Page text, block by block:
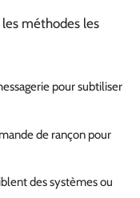
méthodes les
pour subtiliser
de rançon pour
des systèmes ou